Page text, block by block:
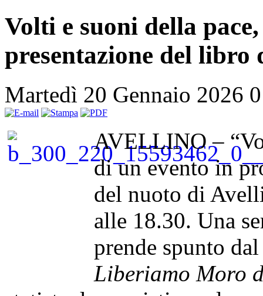
Volti e suoni della
presentazione del libro
Martedì 20 Gennaio 2026
AVELLINO –
di un evento in
del nuoto di
alle 18.30. Una
prende spunto
Liberiamo Moro